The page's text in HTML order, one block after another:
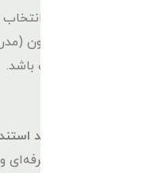
مدلی را
دکوراسیون
هماهنگ باشد.
خرید
بالا، طراحی